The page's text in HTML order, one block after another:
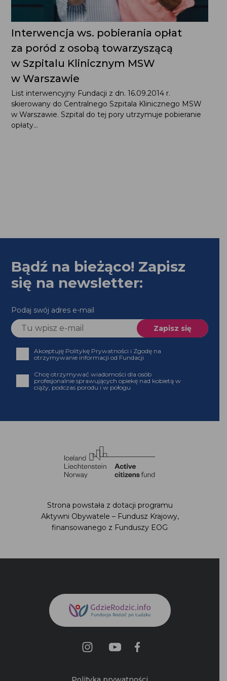
Interwencja ws. pobierania opłat
za poród z osobą towarzyszącą
w Szpitalu Klinicznym MSW
w Warszawie
List interwencyjny Fundacji z dn. 16.09.2014 r.
skierowany do Centralnego Szpitala Klinicznego MSW
w Warszawie. Szpital do tej pory utrzymuje pobieranie
opłaty...
Bądź na bieżąco! Zapisz
się na newsletter:
Podaj swój adres e-mail
Akceptuję Politykę Prywatności i Zgodę na
otrzymywanie informacji od Fundacji
Chcę otrzymywać wiadomości dla osób
profesjonalnie sprawujących opiekę nad kobietą w
ciąży, podczas porodu i w połogu
Strona powstała z dotacji programu
Aktywni Obywatele – Fundusz Krajowy,
finansowanego z Funduszy EOG